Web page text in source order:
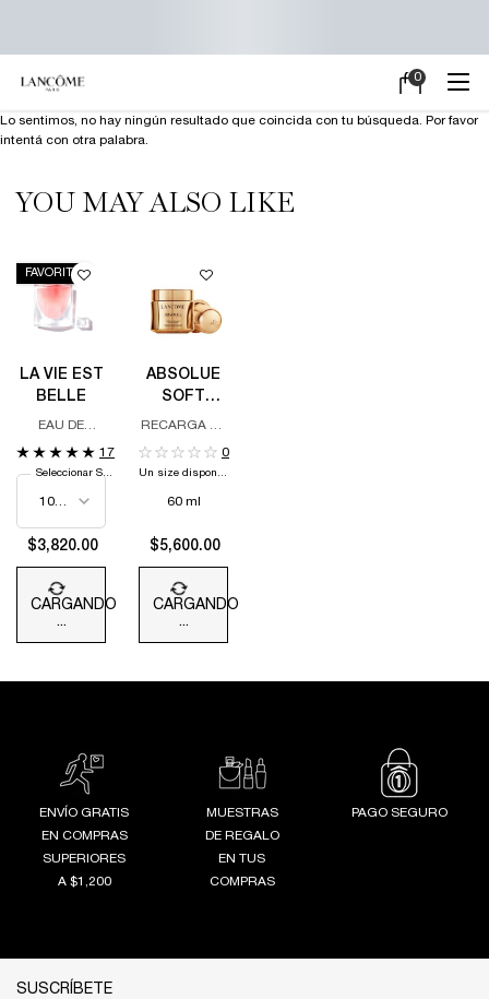
Mi
0
0 producto
Main content
Lo sentimos, no hay ningún resultado que coincida con tu búsqueda. Por favor
intentá con otra palabra.
YOU MAY ALSO LIKE
FAVORITO
LA VIE EST
BELLE
EAU DE
17
Seleccionar Size
$3,820.00
CARGANDO
...
ABSOLUE
SOFT
CREAM -
RECARGA DE
DÍA Y DE
NOCHE,
0
60 ml
$5,600.00
CARGANDO
...
ENVÍO GRATIS
EN COMPRAS
SUPERIORES
A $1,200
MUESTRAS
DE REGALO
EN TUS
COMPRAS
PAGO SEGURO
SUSCRÍBETE